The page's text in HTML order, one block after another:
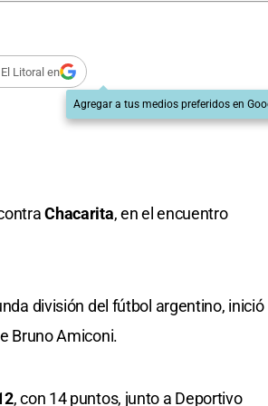
Litoral en
Agregar a tus medios preferidos en
Chacarita, en el encuentro
división del fútbol argentino, inició
Bruno Amiconi.
, con 14 puntos, junto a Deportivo